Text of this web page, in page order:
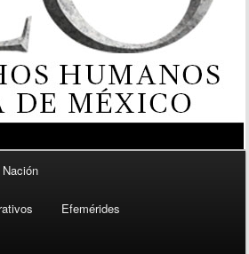
Efemérides